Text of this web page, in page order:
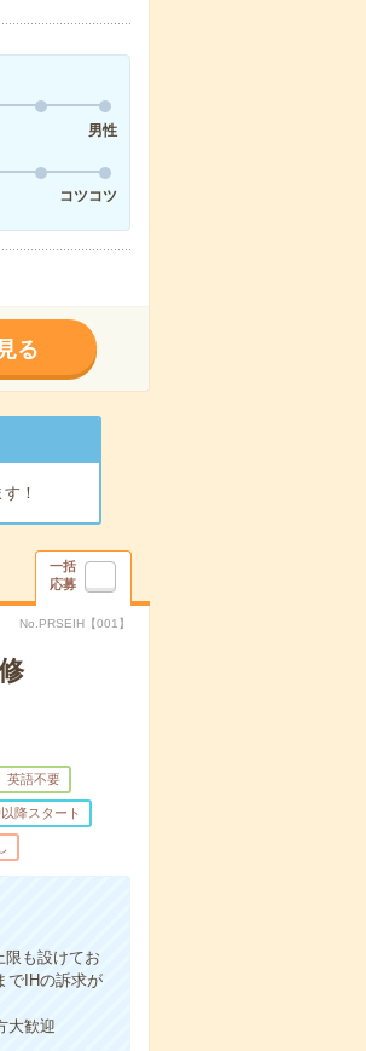
男性
コツコツ
る
！
一括
応募
No.PRSEIH【001】
英語不要
降スタート
も設けてお
でIHの訴求が
せん！
迎